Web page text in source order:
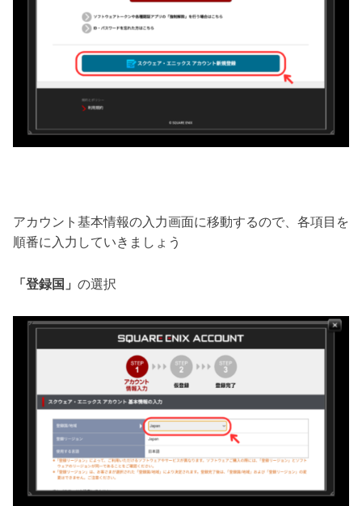
アカウント基本情報の入力画面に移動するので、各項目を
順番に入力していきましょう
「登録国」 の選択